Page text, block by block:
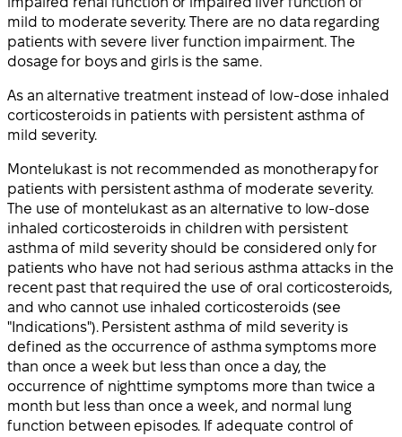
mild to moderate severity. There are no data regarding
patients with severe liver function impairment. The
dosage for boys and girls is the same.
As an alternative treatment instead of low-dose inhaled
corticosteroids in patients with persistent asthma of
mild severity.
Montelukast is not recommended as monotherapy for
patients with persistent asthma of moderate severity.
The use of montelukast as an alternative to low-dose
inhaled corticosteroids in children with persistent
asthma of mild severity should be considered only for
patients who have not had serious asthma attacks in the
recent past that required the use of oral corticosteroids,
and who cannot use inhaled corticosteroids (see
"Indications"). Persistent asthma of mild severity is
defined as the occurrence of asthma symptoms more
than once a week but less than once a day, the
occurrence of nighttime symptoms more than twice a
month but less than once a week, and normal lung
function between episodes. If adequate control of